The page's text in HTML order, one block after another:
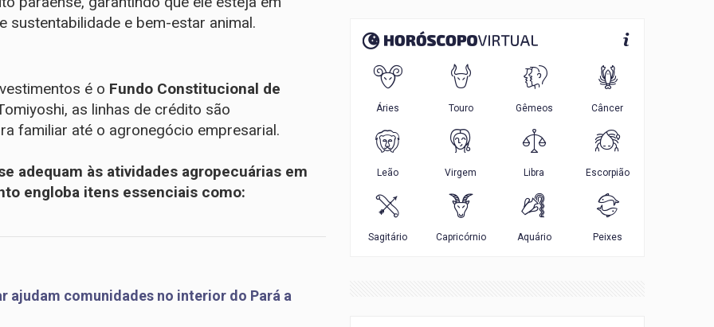
e bem-estar animal.
é o Fundo Constitucional de
as linhas de crédito são
familiar até o agronegócio empresarial.
adequam às atividades agropecuárias em
engloba itens essenciais como:
comunidades no interior do Pará a